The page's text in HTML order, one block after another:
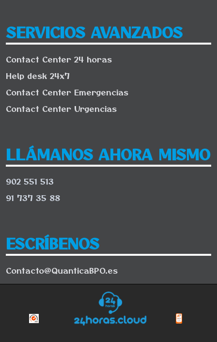
SERVICIOS AVANZADOS
Contact Center 24 horas
Help desk 24x7
Contact Center Emergencias
Contact Center Urgencias
LLÁMANOS AHORA MISMO
902 551 513
91 737 35 88
ESCRÍBENOS
Contacto@QuanticaBPO.es